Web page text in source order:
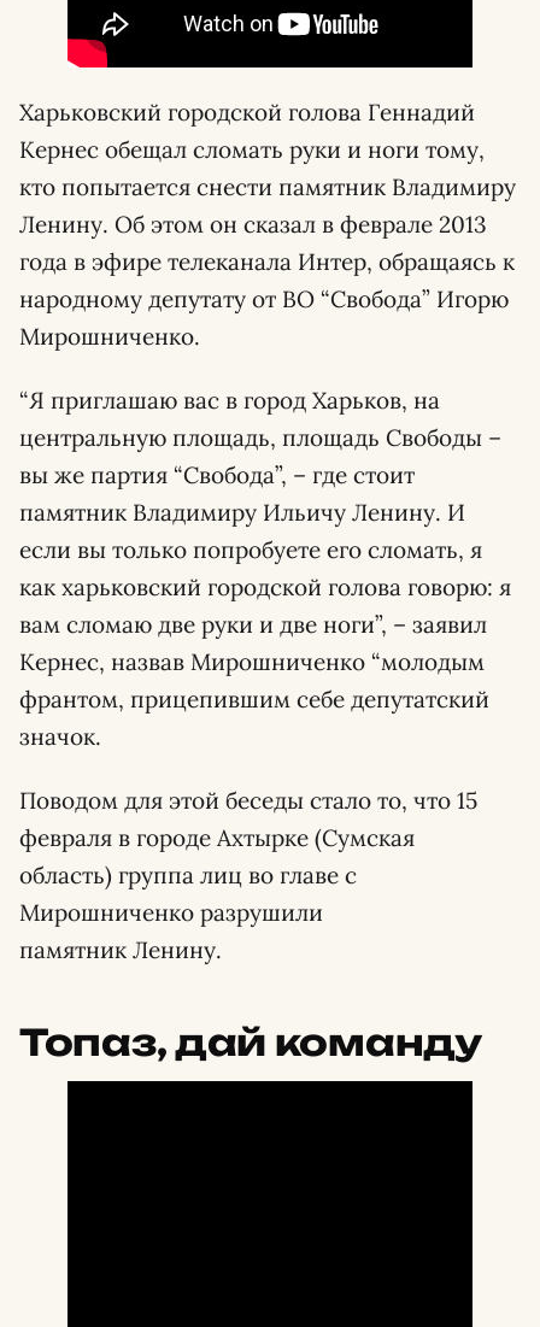
Харьковский городской голова Геннадий
Кернес обещал сломать руки и ноги тому,
кто попытается снести памятник Владимиру
Ленину. Об этом он сказал в феврале 2013
года в эфире телеканала Интер, обращаясь к
народному депутату от ВО “Свобода” Игорю
Мирошниченко.
“Я приглашаю вас в город Харьков, на
центральную площадь, площадь Свободы –
вы же партия “Свобода”, – где стоит
памятник Владимиру Ильичу Ленину. И
если вы только попробуете его сломать, я
как харьковский городской голова говорю: я
вам сломаю две руки и две ноги”, – заявил
Кернес, назвав Мирошниченко “молодым
франтом, прицепившим себе депутатский
значок.
Поводом для этой беседы стало то, что 15
февраля в городе Ахтырке (Сумская
область) группа лиц во главе с
Мирошниченко разрушили
памятник Ленину.
Топаз, дай команду